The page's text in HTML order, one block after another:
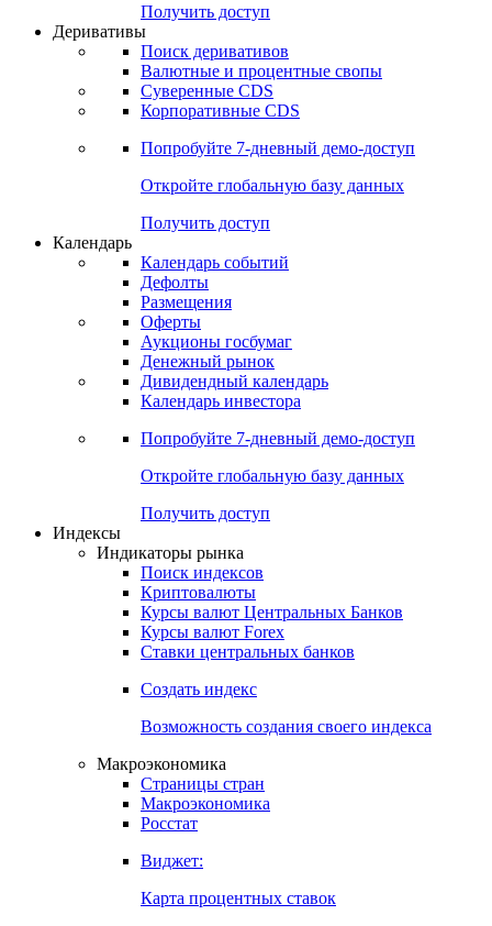
Получить доступ
Деривативы
Поиск деривативов
Валютные и процентные свопы
Суверенные CDS
Корпоративные CDS
Попробуйте 7-дневный демо-доступ
Откройте глобальную базу данных
Получить доступ
Календарь
Календарь событий
Дефолты
Размещения
Оферты
Аукционы госбумаг
Денежный рынок
Дивидендный календарь
Календарь инвестора
Попробуйте 7-дневный демо-доступ
Откройте глобальную базу данных
Получить доступ
Индексы
Индикаторы рынка
Поиск индексов
Криптовалюты
Курсы валют Центральных Банков
Курсы валют Forex
Ставки центральных банков
Создать индекс
Возможность создания своего индекса
Макроэкономика
Страницы стран
Макроэкономика
Росстат
Виджет:
Карта процентных ставок